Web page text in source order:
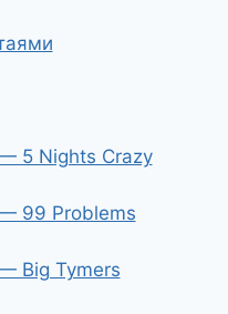
5 Nights Crazy
99 Problems
Big Tymers